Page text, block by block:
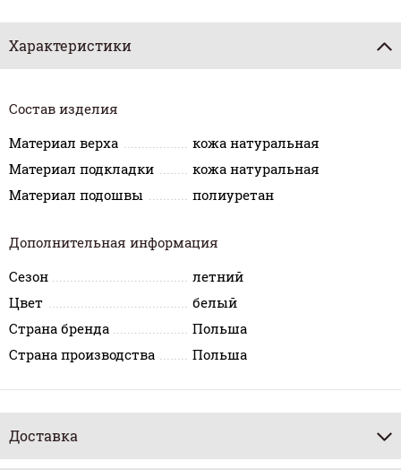
Характеристики
Состав изделия
Материал верха
кожа натуральная
Материал подкладки
кожа натуральная
Материал подошвы
полиуретан
Дополнительная информация
Сезон
летний
Цвет
белый
Страна бренда
Польша
Страна производства
Польша
Доставка